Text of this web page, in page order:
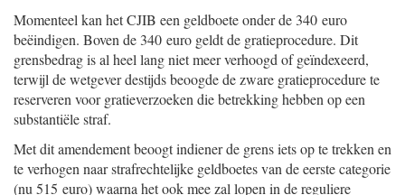
Momenteel kan het CJIB een geldboete onder de 340 euro
beëindigen. Boven de 340 euro geldt de gratieprocedure. Dit
grensbedrag is al heel lang niet meer verhoogd of geïndexeerd,
terwijl de wetgever destijds beoogde de zware gratieprocedure te
reserveren voor gratieverzoeken die betrekking hebben op een
substantiële straf.
Met dit amendement beoogt indiener de grens iets op te trekken en
te verhogen naar strafrechtelijke geldboetes van de eerste categorie
(nu 515 euro) waarna het ook mee zal lopen in de reguliere